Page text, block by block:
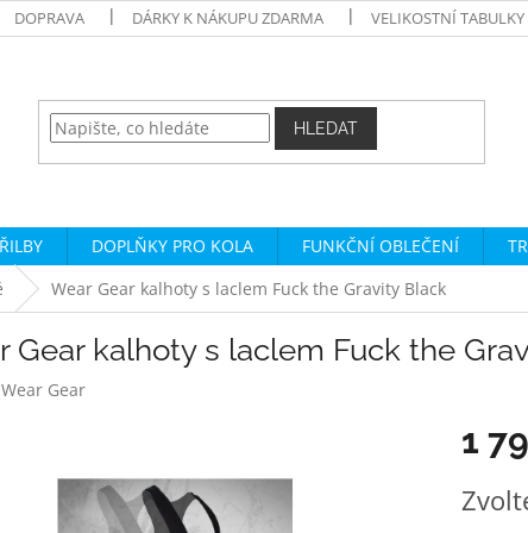
DOPRAVA DÁRKY K NÁKUPU ZDARMA VELIKOSTNÍ TABULKY
HLEDAT
DOPLŇKY PRO KOLA FUNKČNÍ OBLEČENÍ
Wear Gear kalhoty s laclem Fuck the Gravity Black
Gear kalhoty s laclem Fuck the
Wear Gear
1
cena: